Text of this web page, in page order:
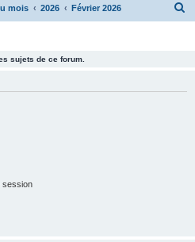
mois 2026 Février 2026
sujets de ce forum.
session